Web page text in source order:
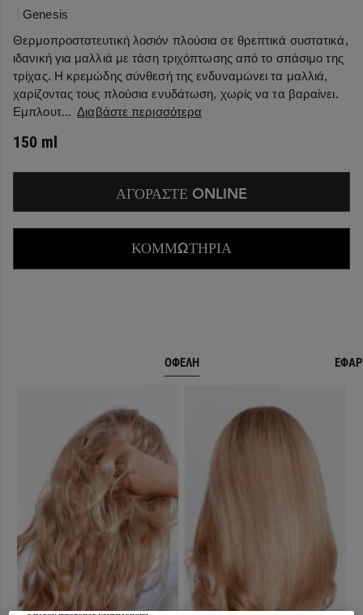
Genesis
Θερμοπροστατευτική λοσιόν πλούσια σε θρεπτικά συστατικά,
ιδανική για μαλλιά με τάση τριχόπτωσης από το σπάσιμο της
τρίχας. Η κρεμώδης σύνθεσή της ενδυναμώνει τα μαλλιά,
χαρίζοντας τους πλούσια ενυδάτωση, χωρίς να τα βαραίνει.
Εμπλουτ...Διαβάστε περισσότερα
150 ml
ΑΓΟΡΑΣΤΕ ONLINE
ΚΟΜΜΩΤΗΡΙΑ
ΟΦΕΛΗ